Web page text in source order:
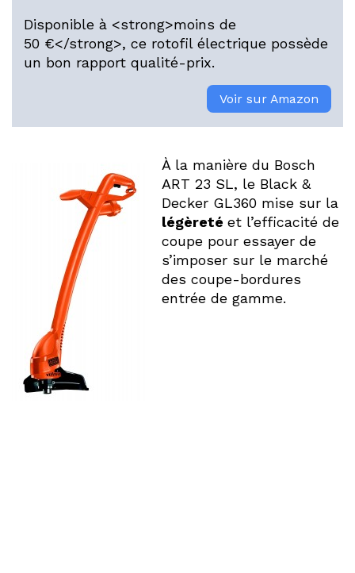
Disponible à <strong>moins de
50 €</strong>, ce rotofil électrique possède
un bon rapport qualité-prix.
Voir sur Amazon
À la manière du Bosch
ART 23 SL, le Black &
Decker GL360 mise sur la
légèreté et l’efficacité de
coupe pour essayer de
s’imposer sur le marché
des coupe-bordures
entrée de gamme.